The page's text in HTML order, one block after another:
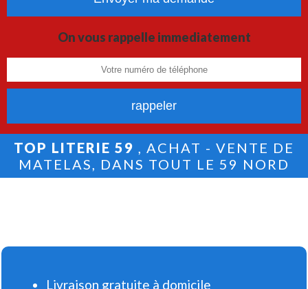
On vous rappelle immediatement
TOP LITERIE 59 , ACHAT - VENTE DE
MATELAS, DANS TOUT LE 59 NORD
Livraison gratuite à domicile